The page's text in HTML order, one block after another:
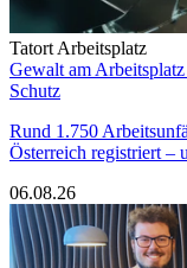
Tatort Arbeitsplatz
Gewalt am
Schutz
Rund 1.750
Österreich registriert –
06.08.26